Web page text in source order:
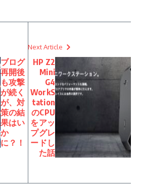
ブログ
再開後
も攻撃
が続く
が、対
策の結
果はい
か
に？！
Next Article
HP Z2
Mini
G4
WorkS
tation
のCPU
をアッ
プグレ
ードし
た話